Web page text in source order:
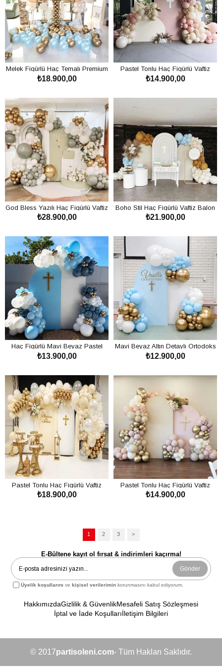
Melek Figürlü Haç Temalı Premium
Vaftiz Balon Süsleme Konsepti
₺18.900,00
Pastel Tonlu Haç Figürlü Vaftiz
Kutlaması Balon Süsleme Konsepti
₺14.900,00
God Bless Yazılı Haç Figürlü Vaftiz
Balon Süsleme Konsepti
₺28.900,00
Boho Stil Haç Figürlü Vaftiz Balon
Dekorasyonu Konsepti
₺21.900,00
Haç Figürlü Mavi Beyaz Pastel
Vaftiz Balon Süsleme Hizmeti
₺13.900,00
Mavi Beyaz Altın Detaylı Ortodoks
Vaftiz Balon Süsleme Konsepti
₺12.900,00
Pastel Tonlu Haç Figürlü Vaftiz
Organizasyon Hizmeti
₺18.900,00
Pastel Tonlu Haç Figürlü Vaftiz
Organizasyon Hizmeti
₺14.900,00
1 2 3 >
E-Bültene kayıt ol fırsat & indirimleri kaçırma!
Gönder
Üyelik koşullarını vekişisel verilerimin korunmasını kabul ediyorum.
HakkımızdaGizlilik & GüvenlikMesafeli Satış Sözleşmesi
İptal ve İade Koşullarıİletişim Bilgileri
© 2017partisoleni.com- Tüm Hakları Saklıdır.